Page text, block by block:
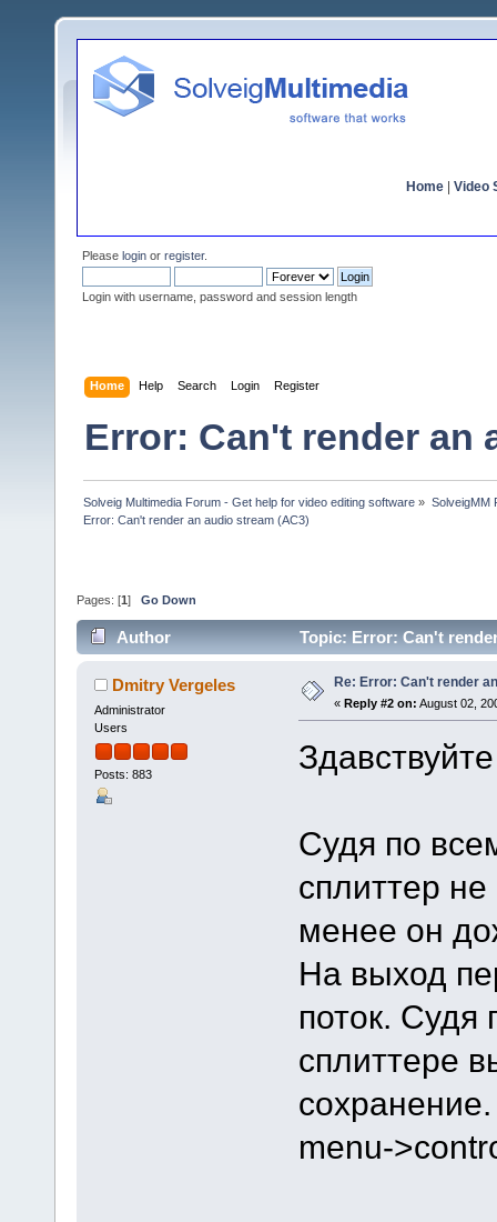
Home Video
Please login or register.
Login with username, password and session length
Home Help Search Login Register
Error: Can't render an
Solveig Multimedia Forum - Get help for video editing software » SolveigMM
Error: Can't render an audio stream (AC3)
Pages: [1 ] Go Down
Author Topic: Error: Can't
Dmitry Vergeles
Administrator
Users
Posts: 883
Re: Error: Can't render
« Reply #2 on: August 02,
Судя по
сплиттер
менее он
На выход
поток. Судя
сплиттере
menu-